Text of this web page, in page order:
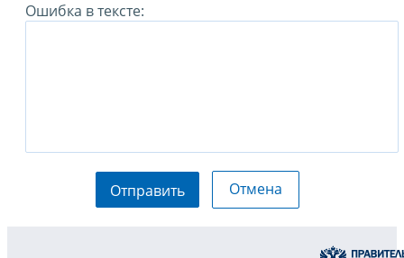
Ошибка в тексте:
Отправить Отмена